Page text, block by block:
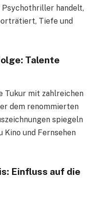
Psychothriller handelt,
Tiefe und
Talente
Tukur mit zahlreichen
dem renommierten
spiegeln
Kino und Fernsehen
Einfluss auf die